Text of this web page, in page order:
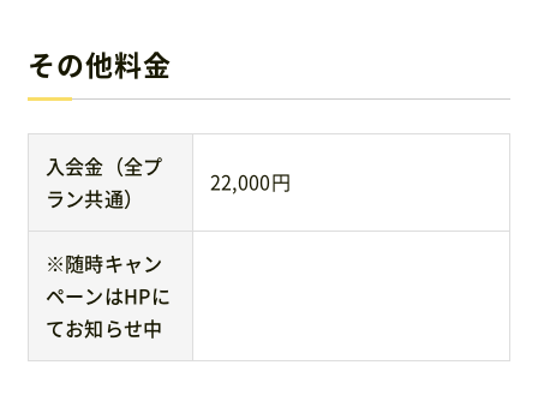
その他料金
入会金（全プ
ラン共通）
22,000円
※随時キャン
ペーンはHPに
てお知らせ中